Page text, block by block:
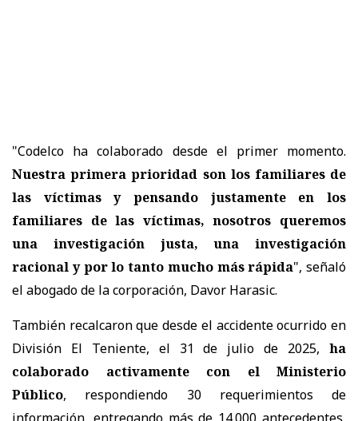
"Codelco ha colaborado desde el primer momento.
Nuestra primera prioridad son los familiares de
las víctimas y pensando justamente en los
familiares de las víctimas, nosotros queremos
una investigación justa, una investigación
racional y por lo tanto mucho más rápida", señaló
el abogado de la corporación, Davor Harasic.
También recalcaron que desde el accidente ocurrido en
División El Teniente, el 31 de julio de 2025, ha
colaborado activamente con el Ministerio
Público, respondiendo 30 requerimientos de